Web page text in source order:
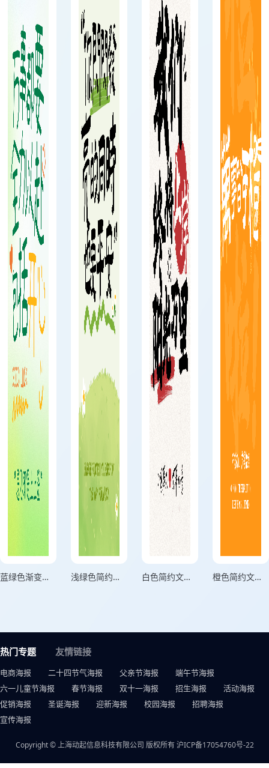
蓝绿色渐变简约文字风格万事开心竖版手机壁纸海报 浅绿色简约文字风格你闪闪发亮的同时也要平安竖版手机壁纸海报 白色简约文字风格阳光万里竖版手机壁纸海报 橙色简约文字风格万事可橙竖版手机壁纸海报
热门专题 友情链接
电商海报 二十四节气海报 父亲节海报
端午节海报
六一儿童节海报
春节海报 双十一海报 招生海报
活动海报
促销海报
圣诞海报 迎新海报 校园海报
招聘海报
宣传海报
Copyright © 上海动起信息科技有限公司 版权所有沪ICP备17054760号-22